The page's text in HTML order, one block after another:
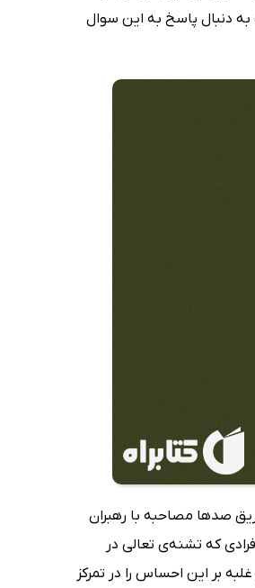
دنبال پاسخ به این سوال
صد‌ها مصاحبه با رهبران
که تشنه‌ی تعالی در
بر این احساس را در تمرکز